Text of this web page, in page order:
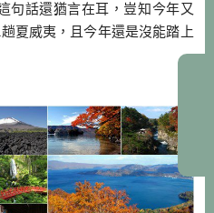
句話還猶言在耳，豈知今年又
夏威夷，且今年還是沒能踏上
一下！…